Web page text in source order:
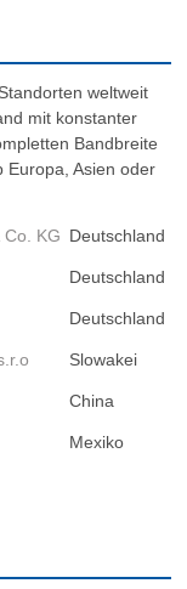
weltweit
mit konstanter
Bandbreite
Europa, Asien oder
KG Deutschland
Deutschland
Deutschland
Slowakei
China
Mexiko